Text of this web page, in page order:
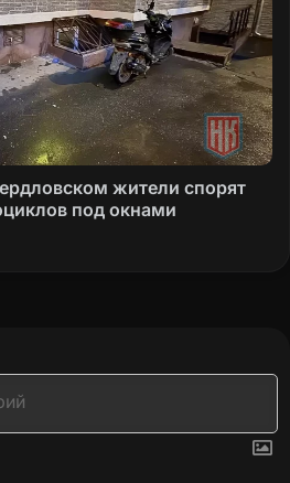
жители спорят
под окнами